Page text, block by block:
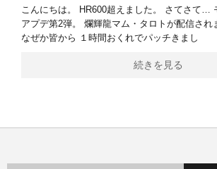
こんにちは。 HR600超えました。 さてさて…
アプデ第2弾。 爛輝龍マム・タロトが配信され
なぜか皆から １時間おくれでパッチきまし
続きを見る